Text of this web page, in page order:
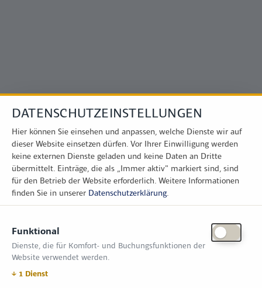
DATENSCHUTZEINSTELLUNGEN
Hier können Sie einsehen und anpassen, welche Dienste wir auf
dieser Website einsetzen dürfen. Vor Ihrer Einwilligung werden
keine externen Dienste geladen und keine Daten an Dritte
übermittelt. Einträge, die als „Immer aktiv" markiert sind, sind
für den Betrieb der Website erforderlich. Weitere Informationen
finden Sie in unserer Datenschutzerklärung.
Funktional
Dienste, die für Komfort- und Buchungsfunktionen der
Website verwendet werden.
↓ 1 Dienst